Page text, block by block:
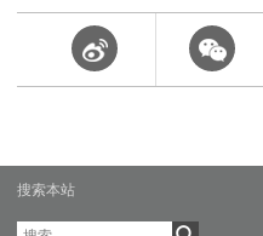
搜索本站